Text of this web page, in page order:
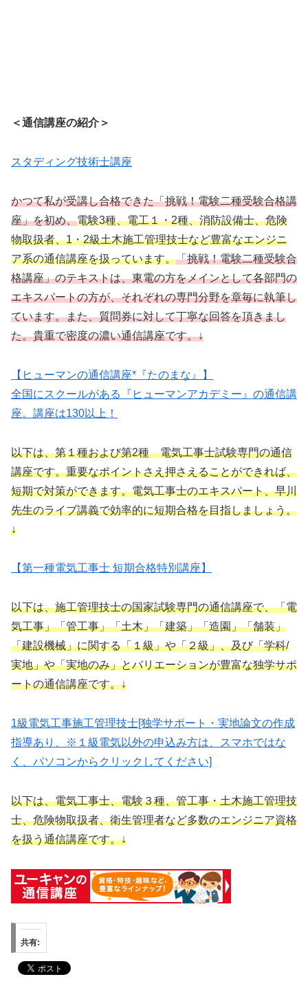
＜通信講座の紹介＞
スタディング技術士講座
かつて私が受講し合格できた「挑戦！電験二種受験合格講
座」を初め、電験3種、電工１・2種、消防設備士、危険
物取扱者、1・2級土木施工管理技士など豊富なエンジニ
ア系の通信講座を扱っています。「挑戦！電験二種受験合
格講座」のテキストは、東電の方をメインとして各部門の
エキスパートの方が、それぞれの専門分野を章毎に執筆し
ています。また、質問券に対して丁寧な回答を頂きまし
た。貴重で密度の濃い通信講座です。↓
【ヒューマンの通信講座*『たのまな』】
全国にスクールがある『ヒューマンアカデミー』の通信講
座。講座は130以上！
以下は、第１種および第2種 電気工事士試験専門の通信
講座です。重要なポイントさえ押さえることができれば、
短期で対策ができます。電気工事士のエキスパート、早川
先生のライブ講義で効率的に短期合格を目指しましょう。
↓
【第一種電気工事士 短期合格特別講座】
以下は、施工管理技士の国家試験専門の通信講座で、「電
気工事」「管工事」「土木」「建築」「造園」「舗装」
「建設機械」に関する「１級」や「２級」、及び「学科/
実地」や「実地のみ」とバリエーションが豊富な独学サポ
ートの通信講座です。↓
1級電気工事施工管理技士[独学サポート・実地論文の作成
指導あり、※１級電気以外の申込み方は、スマホではな
く、パソコンからクリックしてください]
以下は、電気工事士、電験３種、管工事・土木施工管理技
士、危険物取扱者、衛生管理者など多数のエンジニア資格
を扱う通信講座です。↓
共有: